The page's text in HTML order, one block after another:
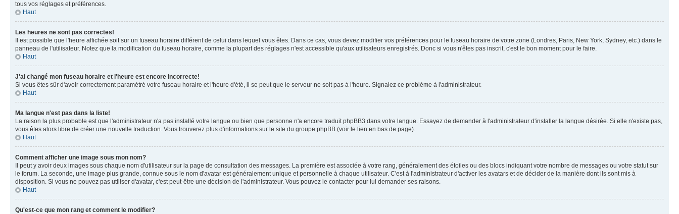
tous vos réglages et préférences.
Haut
Les heures ne sont pas correctes!
Il est possible que l'heure affichée soit sur un fuseau horaire différent de celui dans lequel vous êtes. Dans ce cas, vous devez modifier vos préférences pour le fuseau horaire de votre zone (Londres, Paris, New York, Sydney, etc.) dans le
panneau de l'utilisateur. Notez que la modification du fuseau horaire, comme la plupart des réglages n'est accessible qu'aux utilisateurs enregistrés. Donc si vous n'êtes pas inscrit, c'est le bon moment pour le faire.
Haut
J'ai changé mon fuseau horaire et l'heure est encore incorrecte!
Si vous êtes sûr d'avoir correctement paramétré votre fuseau horaire et l'heure d'été, il se peut que le serveur ne soit pas à l'heure. Signalez ce problème à l'administrateur.
Haut
Ma langue n'est pas dans la liste!
La raison la plus probable est que l'administrateur n'a pas installé votre langue ou bien que personne n'a encore traduit phpBB3 dans votre langue. Essayez de demander à l'administrateur d'installer la langue désirée. Si elle n'existe pas,
vous êtes alors libre de créer une nouvelle traduction. Vous trouverez plus d'informations sur le site du groupe phpBB (voir le lien en bas de page).
Haut
Comment afficher une image sous mon nom?
Il peut y avoir deux images sous chaque nom d'utilisateur sur la page de consultation des messages. La première est associée à votre rang, généralement des étoiles ou des blocs indiquant votre nombre de messages ou votre statut sur
le forum. La seconde, une image plus grande, connue sous le nom d'avatar est généralement unique et personnelle à chaque utilisateur. C'est à l'administrateur d'activer les avatars et de décider de la manière dont ils sont mis à
disposition. Si vous ne pouvez pas utiliser d'avatar, c'est peut-être une décision de l'administrateur. Vous pouvez le contacter pour lui demander ses raisons.
Haut
Qu'est-ce que mon rang et comment le modifier?